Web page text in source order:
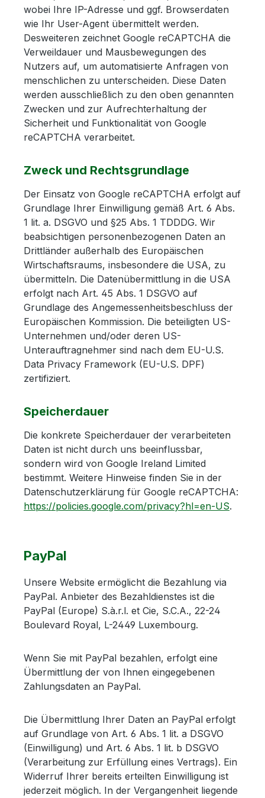
wobei Ihre IP-Adresse und ggf. Browserdaten
wie Ihr User-Agent übermittelt werden.
Desweiteren zeichnet Google reCAPTCHA die
Verweildauer und Mausbewegungen des
Nutzers auf, um automatisierte Anfragen von
menschlichen zu unterscheiden. Diese Daten
werden ausschließlich zu den oben genannten
Zwecken und zur Aufrechterhaltung der
Sicherheit und Funktionalität von Google
reCAPTCHA verarbeitet.
Zweck und Rechtsgrundlage
Der Einsatz von Google reCAPTCHA erfolgt auf
Grundlage Ihrer Einwilligung gemäß Art. 6 Abs.
1 lit. a. DSGVO und §25 Abs. 1 TDDDG. Wir
beabsichtigen personenbezogenen Daten an
Drittländer außerhalb des Europäischen
Wirtschaftsraums, insbesondere die USA, zu
übermitteln. Die Datenübermittlung in die USA
erfolgt nach Art. 45 Abs. 1 DSGVO auf
Grundlage des Angemessenheitsbeschluss der
Europäischen Kommission. Die beteiligten US-
Unternehmen und/oder deren US-
Unterauftragnehmer sind nach dem EU-U.S.
Data Privacy Framework (EU-U.S. DPF)
zertifiziert.
Speicherdauer
Die konkrete Speicherdauer der verarbeiteten
Daten ist nicht durch uns beeinflussbar,
sondern wird von Google Ireland Limited
bestimmt. Weitere Hinweise finden Sie in der
Datenschutzerklärung für Google reCAPTCHA:
https://policies.google.com/privacy?hl=en-US.
PayPal
Unsere Website ermöglicht die Bezahlung via
PayPal. Anbieter des Bezahldienstes ist die
PayPal (Europe) S.à.r.l. et Cie, S.C.A., 22-24
Boulevard Royal, L-2449 Luxembourg.
Wenn Sie mit PayPal bezahlen, erfolgt eine
Übermittlung der von Ihnen eingegebenen
Zahlungsdaten an PayPal.
Die Übermittlung Ihrer Daten an PayPal erfolgt
auf Grundlage von Art. 6 Abs. 1 lit. a DSGVO
(Einwilligung) und Art. 6 Abs. 1 lit. b DSGVO
(Verarbeitung zur Erfüllung eines Vertrags). Ein
Widerruf Ihrer bereits erteilten Einwilligung ist
jederzeit möglich. In der Vergangenheit liegende